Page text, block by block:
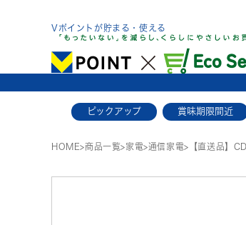
Vポイントが貯まる・使える
ピックアップ 賞味期限間近
HOME>商品一覧>家電>通信家電> 【直送品】